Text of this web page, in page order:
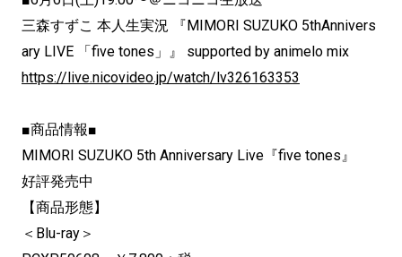
三森すずこ 本人生実況 『MIMORI SUZUKO 5thAnnivers
ary LIVE 「five tones」』 supported by animelo mix
https://live.nicovideo.jp/watch/lv326163353
■商品情報■
MIMORI SUZUKO 5th Anniversary Live『five tones』
好評発売中
【商品形態】
＜Blu-ray＞